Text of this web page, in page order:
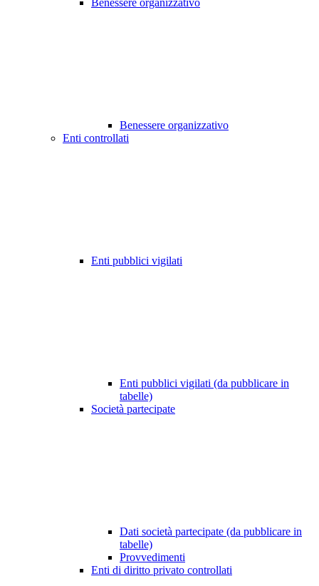
Benessere organizzativo
Benessere organizzativo
Enti controllati
Enti pubblici vigilati
Enti pubblici vigilati (da pubblicare in
tabelle)
Società partecipate
Dati società partecipate (da pubblicare in
tabelle)
Provvedimenti
Enti di diritto privato controllati